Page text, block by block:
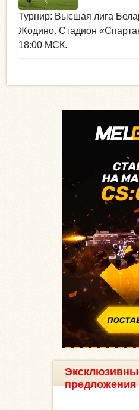
Турнир: Высшая лига
Жодино. Стадион
18:00 МСК.
предложения